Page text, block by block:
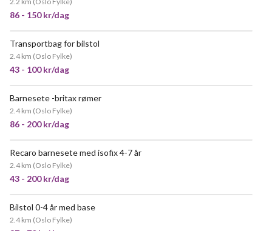
86 - 150 kr/dag
Transportbag for bilstol
2.4 km (Oslo Fylke)
43 - 100 kr/dag
Barnesete -britax rømer
2.4 km (Oslo Fylke)
86 - 200 kr/dag
Recaro barnesete med isofix 4-7 år
2.4 km (Oslo Fylke)
43 - 200 kr/dag
Bilstol 0-4 år med base
2.4 km (Oslo Fylke)